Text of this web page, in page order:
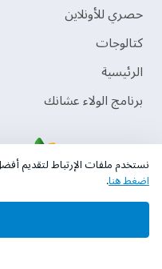
حصري للأونلاين
‫كتالوجات‬
الرئيسية
برنامج الولاء عشانك
حقوق النشر © 2026 دهانات
نستخدم ملفات الإرتباط لتقديم
اضغط هنا.